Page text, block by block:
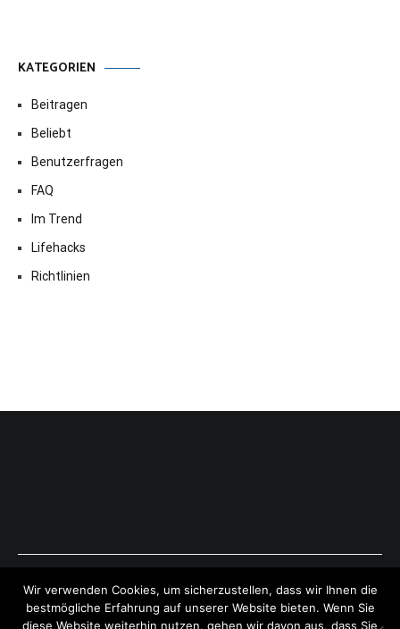
KATEGORIEN
Beitragen
Beliebt
Benutzerfragen
FAQ
Im Trend
Lifehacks
Richtlinien
Copyright © 2026ExpressAntworten.com . All rights reserved.
Theme:Cenote by ThemeGrill. Powered byWordPress .
Wir verwenden Cookies, um sicherzustellen, dass wir Ihnen die
bestmögliche Erfahrung auf unserer Website bieten. Wenn Sie
diese Website weiterhin nutzen, gehen wir davon aus, dass Sie